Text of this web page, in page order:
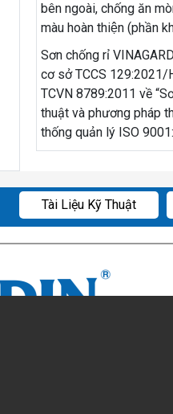
bên ngoài, chống ăn
màu hoàn thiện (phần
Sơn chống rỉ
cơ sở TCCS 129:2021/
TCVN 8789:2011 về
thuật và phương pháp
thống quản lý ISO
Tài Liệu Kỹ Thuật